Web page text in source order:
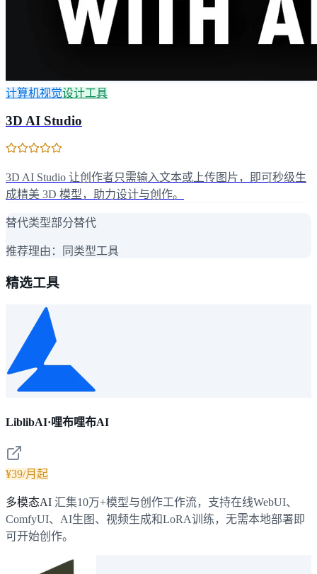
计算机视觉设计工具
3D AI Studio
3D AI Studio 让创作者只需输入文本或上传图片，即可秒级生
成精美 3D 模型，助力设计与创作。
替代类型部分替代
推荐理由： 同类型工具
精选工具
LiblibAI·哩布哩布AI
¥39/月起
多模态AI 汇集10万+模型与创作工作流，支持在线WebUI、
ComfyUI、AI生图、视频生成和LoRA训练，无需本地部署即
可开始创作。